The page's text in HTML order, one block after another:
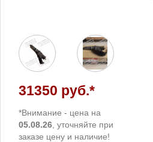
31350 руб.*
*Внимание - цена на
05.08.26 , уточняйте при
заказе цену и наличие!